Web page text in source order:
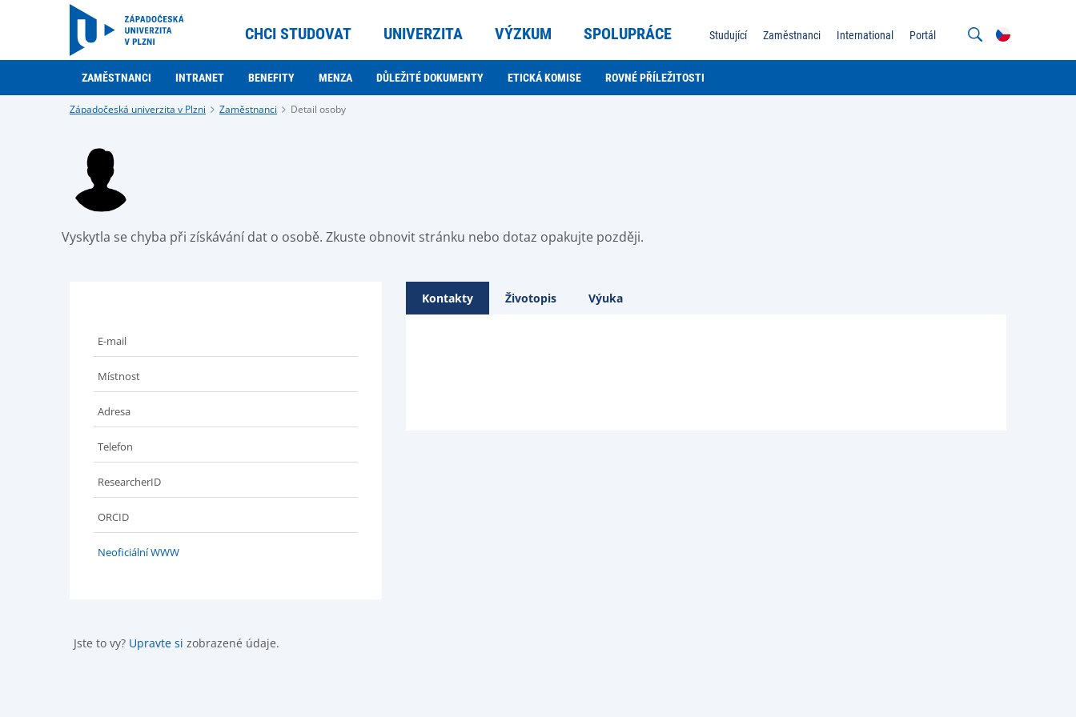
CHCI STUDOVAT UNIVERZITA VÝZKUM SPOLUPRÁCE Studující Zaměstnanci International Portál
ZAMĚSTNANCI INTRANET BENEFITY MENZA DŮLEŽITÉ DOKUMENTY ETICKÁ KOMISE ROVNÉ PŘÍLEŽITOSTI
Západočeská univerzita v Plzni Zaměstnanci Detail osoby
Vyskytla se chyba při získávání dat o osobě. Zkuste obnovit stránku nebo dotaz opakujte později.
E-mail
Místnost
Adresa
Telefon
ResearcherID
ORCID
Neoficiální WWW
Jste to vy? Upravte si zobrazené údaje.
Kontakty Životopis Výuka